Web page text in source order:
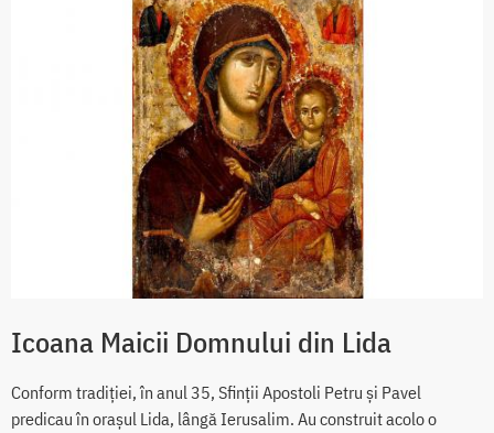
Icoana Maicii Domnului din Lida
Conform tradiției, în anul 35, Sfinții Apostoli Petru și Pavel
predicau în orașul Lida, lângă Ierusalim. Au construit acolo o